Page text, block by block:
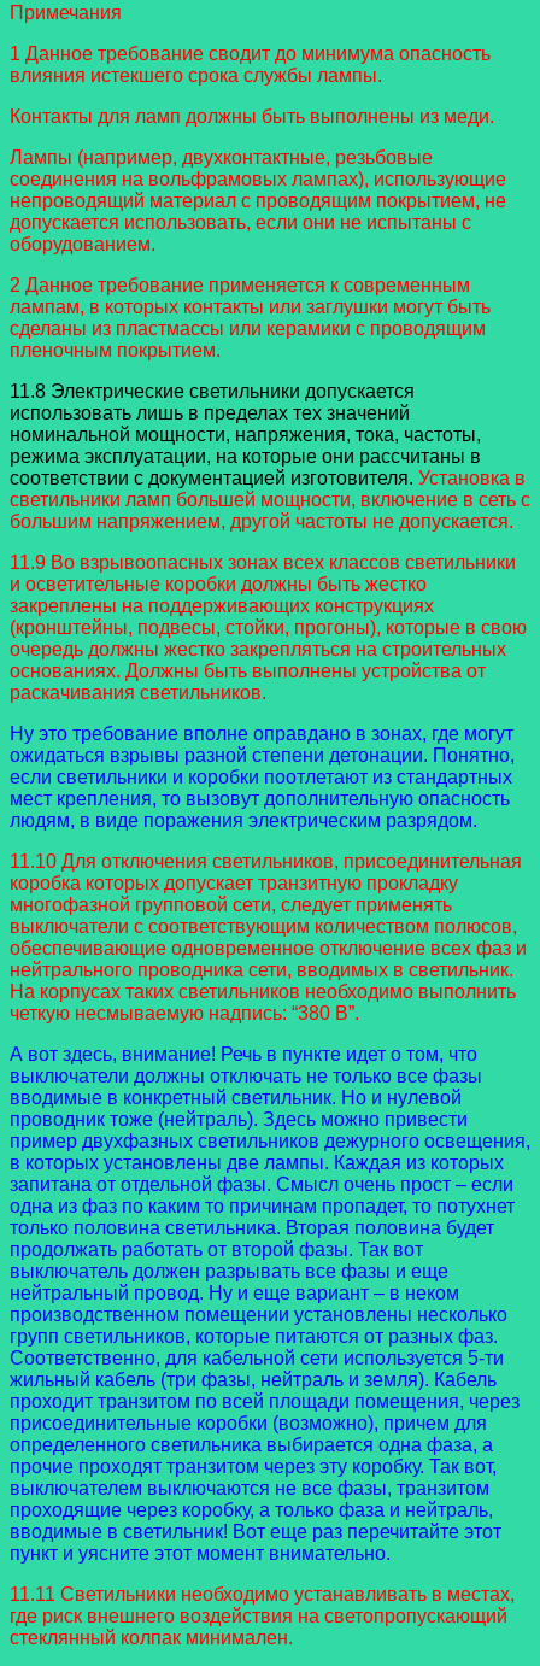
Примечания
1 Данное требование сводит до минимума опасность
влияния истекшего срока службы лампы.
Контакты для ламп должны быть выполнены из меди.
Лампы (например, двухконтактные, резьбовые
соединения на вольфрамовых лампах), использующие
непроводящий материал с проводящим покрытием, не
допускается использовать, если они не испытаны с
оборудованием.
2 Данное требование применяется к современным
лампам, в которых контакты или заглушки могут быть
сделаны из пластмассы или керамики с проводящим
пленочным покрытием.
11.8 Электрические светильники допускается
использовать лишь в пределах тех значений
номинальной мощности, напряжения, тока, частоты,
режима эксплуатации, на которые они рассчитаны в
соответствии с документацией изготовителя. Установка в
светильники ламп большей мощности, включение в сеть с
большим напряжением, другой частоты не допускается.
11.9 Во взрывоопасных зонах всех классов светильники
и осветительные коробки должны быть жестко
закреплены на поддерживающих конструкциях
(кронштейны, подвесы, стойки, прогоны), которые в свою
очередь должны жестко закрепляться на строительных
основаниях. Должны быть выполнены устройства от
раскачивания светильников.
Ну это требование вполне оправдано в зонах, где могут
ожидаться взрывы разной степени детонации. Понятно,
если светильники и коробки поотлетают из стандартных
мест крепления, то вызовут дополнительную опасность
людям, в виде поражения электрическим разрядом.
11.10 Для отключения светильников, присоединительная
коробка которых допускает транзитную прокладку
многофазной групповой сети, следует применять
выключатели с соответствующим количеством полюсов,
обеспечивающие одновременное отключение всех фаз и
нейтрального проводника сети, вводимых в светильник.
На корпусах таких светильников необходимо выполнить
четкую несмываемую надпись: “380 В”.
А вот здесь, внимание! Речь в пункте идет о том, что
выключатели должны отключать не только все фазы
вводимые в конкретный светильник. Но и нулевой
проводник тоже (нейтраль). Здесь можно привести
пример двухфазных светильников дежурного освещения,
в которых установлены две лампы. Каждая из которых
запитана от отдельной фазы. Смысл очень прост – если
одна из фаз по каким то причинам пропадет, то потухнет
только половина светильника. Вторая половина будет
продолжать работать от второй фазы. Так вот
выключатель должен разрывать все фазы и еще
нейтральный провод. Ну и еще вариант – в неком
производственном помещении установлены несколько
групп светильников, которые питаются от разных фаз.
Соответственно, для кабельной сети используется 5-ти
жильный кабель (три фазы, нейтраль и земля). Кабель
проходит транзитом по всей площади помещения, через
присоединительные коробки (возможно), причем для
определенного светильника выбирается одна фаза, а
прочие проходят транзитом через эту коробку. Так вот,
выключателем выключаются не все фазы, транзитом
проходящие через коробку, а только фаза и нейтраль,
вводимые в светильник! Вот еще раз перечитайте этот
пункт и уясните этот момент внимательно.
11.11 Светильники необходимо устанавливать в местах,
где риск внешнего воздействия на светопропускающий
стеклянный колпак минимален.